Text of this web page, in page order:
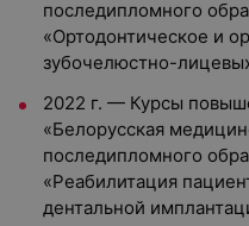
последипломного
«Ортодонтическое и
зубочелюстно-
2022 г. — Курсы
«Белорусская
последипломного
«Реабилитация
дентальной